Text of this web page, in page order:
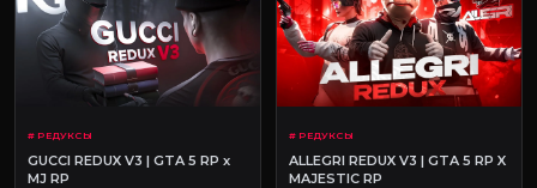
# РЕДУКСЫ
GUCCI REDUX V3 | GTA 5 RP x
MJ RP
# РЕДУКСЫ
ALLEGRI REDUX V3 | GTA 5 RP X
MAJESTIC RP